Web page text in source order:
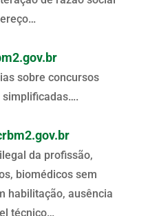
sobre concursos
simplificadas….
da profissão,
biomédicos sem
habilitação, ausência
técnico…